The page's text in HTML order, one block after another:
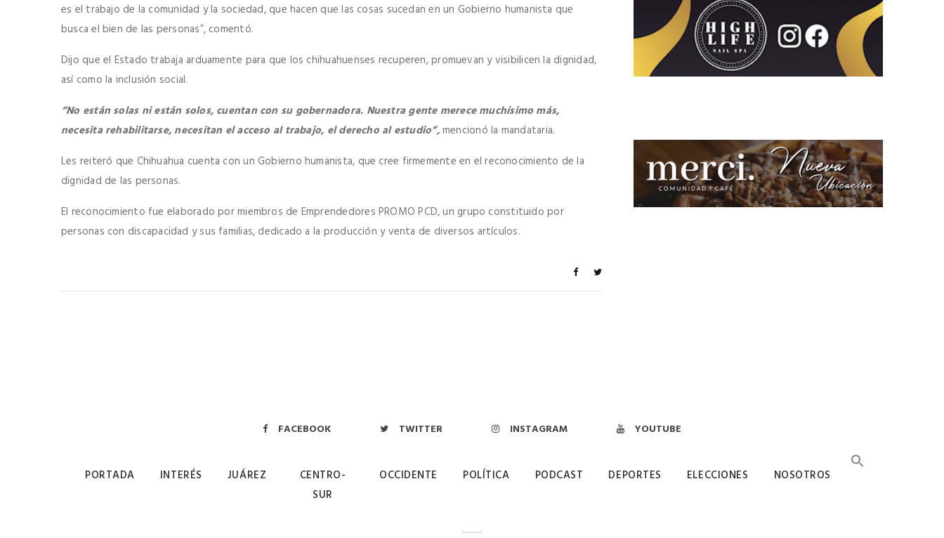
es el trabajo de la comunidad y la sociedad, que hacen que las cosas sucedan en un Gobierno humanista que
busca el bien de las personas”, comentó.
Dijo que el Estado trabaja arduamente para que los chihuahuenses recuperen, promuevan y visibilicen la dignidad,
así como la inclusión social.
“No están solas ni están solos, cuentan con su gobernadora. Nuestra gente merece muchísimo más,
necesita rehabilitarse, necesitan el acceso al trabajo, el derecho al estudio”,mencionó la mandataria.
Les reiteró que Chihuahua cuenta con un Gobierno humanista, que cree firmemente en el reconocimiento de la
dignidad de las personas.
El reconocimiento fue elaborado por miembros de Emprendedores PROMO PCD, un grupo constituido por
personas con discapacidad y sus familias, dedicado a la producción y venta de diversos artículos.
FACEBOOK TWITTER INSTAGRAM YOUTUBE
PORTADA INTERÉS JUÁREZ
CENTRO-
SUR
OCCIDENTE POLÍTICA PODCAST DEPORTES ELECCIONES NOSOTROS